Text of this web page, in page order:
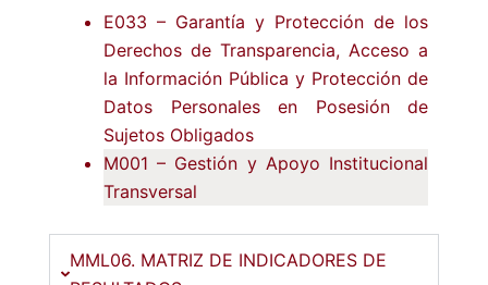
E033 – Garantía y Protección de los
Derechos de Transparencia, Acceso a
la Información Pública y Protección de
Datos Personales en Posesión de
Sujetos Obligados
M001 – Gestión y Apoyo Institucional
Transversal
MML06. MATRIZ DE INDICADORES DE